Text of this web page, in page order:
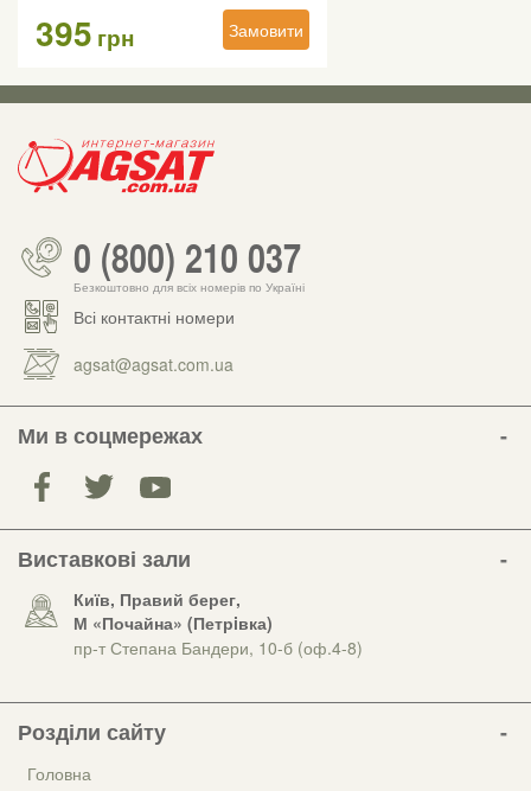
395 грн Замовити
0 (800) 210 037
Безкоштовно для всіх номерів по Україні
Всі контактні номери
agsat@agsat.com.ua
Ми в соцмережах
Виставкові зали
Київ, Правий берег,
М «Почайна» (Петрiвка)
пр-т Степана Бандери, 10-б (оф.4-8)
Розділи сайту
Головна